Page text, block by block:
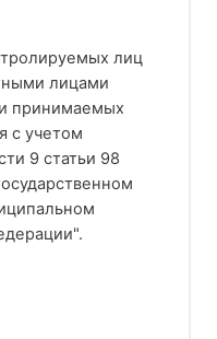
лиц
лицами
принимаемых
с учетом
9 статьи 98